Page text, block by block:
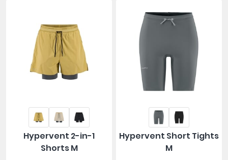
Hypervent 2-in-1
Shorts M
Hypervent Short Tights
M